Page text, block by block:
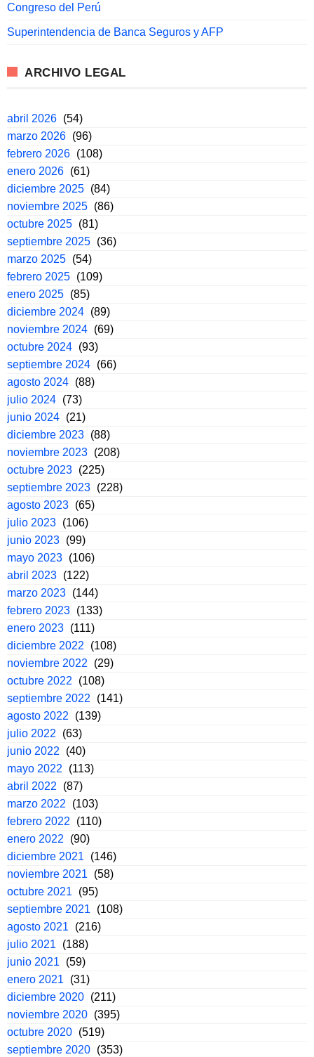
Congreso del Perú
Superintendencia de Banca Seguros y AFP
ARCHIVO LEGAL
abril 2026 (54)
marzo 2026 (96)
febrero 2026 (108)
enero 2026 (61)
diciembre 2025 (84)
noviembre 2025 (86)
octubre 2025 (81)
septiembre 2025 (36)
marzo 2025 (54)
febrero 2025 (109)
enero 2025 (85)
diciembre 2024 (89)
noviembre 2024 (69)
octubre 2024 (93)
septiembre 2024 (66)
agosto 2024 (88)
julio 2024 (73)
junio 2024 (21)
diciembre 2023 (88)
noviembre 2023 (208)
octubre 2023 (225)
septiembre 2023 (228)
agosto 2023 (65)
julio 2023 (106)
junio 2023 (99)
mayo 2023 (106)
abril 2023 (122)
marzo 2023 (144)
febrero 2023 (133)
enero 2023 (111)
diciembre 2022
(108)
noviembre 2022
(29)
octubre 2022
(108)
septiembre 2022
(141)
agosto 2022
(139)
julio 2022
(63)
junio 2022
(40)
mayo 2022
(113)
abril 2022
(87)
marzo 2022
(103)
febrero 2022
(110)
enero 2022
(90)
diciembre 2021
(146)
noviembre 2021
(58)
octubre 2021
(95)
septiembre 2021
(108)
agosto 2021
(216)
julio 2021
(188)
junio 2021
(59)
enero 2021
(31)
diciembre 2020 (211)
noviembre 2020 (395)
octubre 2020 (519)
septiembre 2020 (353)